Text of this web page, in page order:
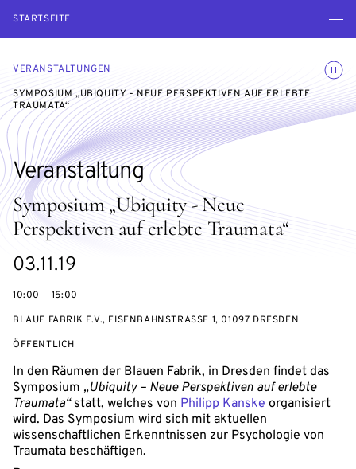
STARTSEITE Menü
VERANSTALTUNGEN
SYMPOSIUM „UBIQUITY - NEUE PERSPEKTIVEN AUF ERLEBTE
TRAUMATA“
Symposium „Ubiquity - Neue
Perspektiven auf erlebte Traumata“
Veranstaltung
eventBeginsOn
03.11.19
10:00 — 15:00
BLAUE FABRIK E.V., EISENBAHNSTRASSE 1, 01097 DRESDEN
VERANSTALTUNGSZUGANG:
ÖFFENTLICH
In den Räumen der Blauen Fabrik, in Dresden findet das
Symposium „Ubiquity – Neue Perspektiven auf erlebte
Traumata“statt, welches von Philipp Kanske organisiert
wird. Das Symposium wird sich mit aktuellen
wissenschaftlichen Erkenntnissen zur Psychologie von
Traumata beschäftigen.